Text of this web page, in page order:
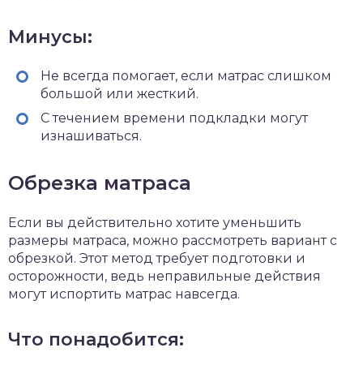
Минусы:
Не всегда помогает, если матрас слишком
большой или жесткий.
С течением времени подкладки могут
изнашиваться.
Обрезка матраса
Если вы действительно хотите уменьшить
размеры матраса, можно рассмотреть вариант с
обрезкой. Этот метод требует подготовки и
осторожности, ведь неправильные действия
могут испортить матрас навсегда.
Что понадобится: